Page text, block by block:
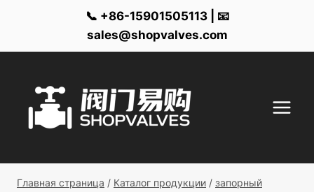
📞 +86-15901505113 | 📧
sales@shopvalves.com
контенту
Главная страница / Каталог продукции / запорный